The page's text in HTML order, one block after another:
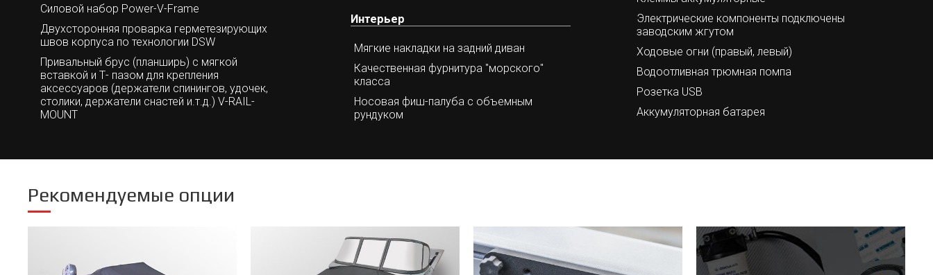
Силовой набор Power-V-Frame
Двухсторонняя проварка герметезирующих
швов корпуса по технологии DSW
Привальный брус (планширь) с мягкой
вставкой и Т- пазом для крепления
аксессуаров (держатели спинингов, удочек,
столики, держатели снастей и.т.д.) V-RAIL-
MOUNT
Интерьер
Мягкие накладки на задний диван
Качественная фурнитура "морского"
класса
Носовая фиш-палуба с объемным
рундуком
Электрические компоненты подключены
заводским жгутом
Ходовые огни (правый, левый)
Водоотливная трюмная помпа
Розетка USB
Аккумуляторная батарея
Рекомендуемые опции